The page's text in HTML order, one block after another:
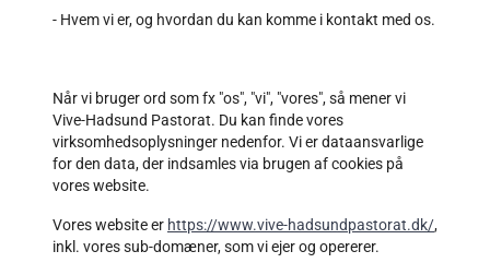
- Hvem vi er, og hvordan du kan komme i kontakt med os.
Når vi bruger ord som fx "os", "vi", "vores", så mener vi
Vive-Hadsund Pastorat. Du kan finde vores
virksomhedsoplysninger nedenfor. Vi er dataansvarlige
for den data, der indsamles via brugen af cookies på
vores website.
Vores website er https://www.vive-hadsundpastorat.dk/,
inkl. vores sub-domæner, som vi ejer og opererer.